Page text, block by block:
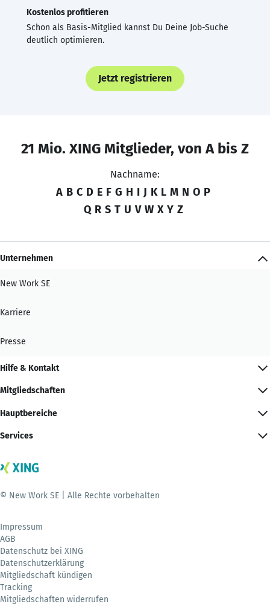
Kostenlos profitieren
Schon als Basis-Mitglied kannst Du Deine Job-Suche
deutlich optimieren.
Jetzt registrieren
21 Mio. XING Mitglieder, von A bis Z
Nachname:
A B C D E F G H I J K L M N O P
Q R S T U V W X Y Z
Unternehmen
New Work SE
Karriere
Presse
Hilfe & Kontakt
Mitgliedschaften
Hauptbereiche
Services
© New Work SE | Alle Rechte vorbehalten
Impressum
AGB
Datenschutz bei XING
Datenschutzerklärung
Mitgliedschaft kündigen
Tracking
Mitgliedschaften widerrufen